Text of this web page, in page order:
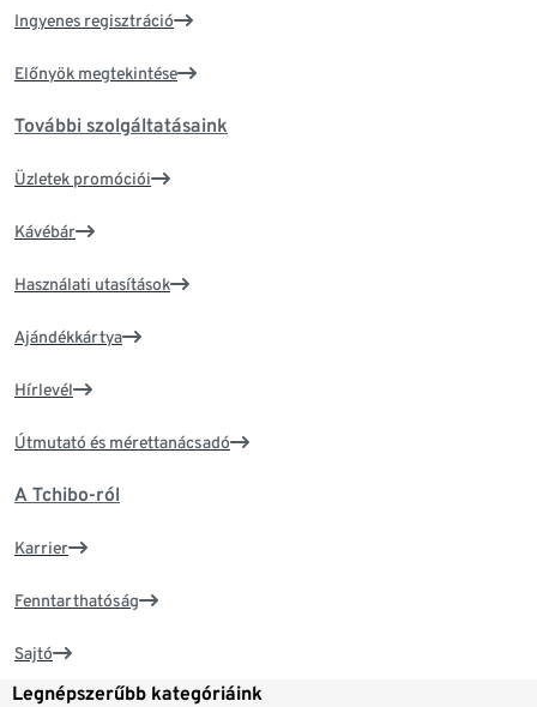
Ingyenes regisztráció
Előnyök megtekintése
További szolgáltatásaink
Üzletek promóciói
Kávébár
Használati utasítások
Ajándékkártya
Hírlevél
Útmutató és mérettanácsadó
A Tchibo-ról
Karrier
Fenntarthatóság
Sajtó
Legnépszerűbb kategóriáink